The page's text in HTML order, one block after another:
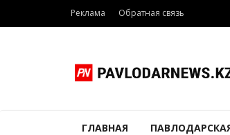
Реклама Обратная связь
ГЛАВНАЯ